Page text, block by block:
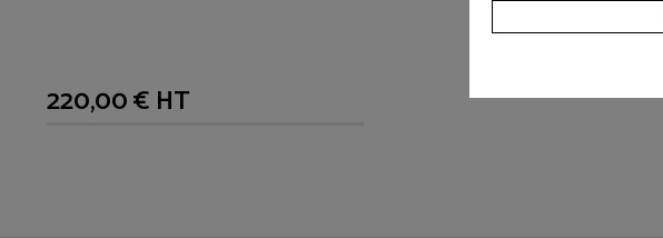
220,00 € HT